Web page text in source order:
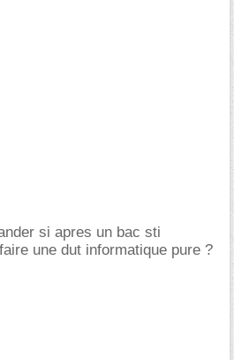
si apres un bac sti
une dut informatique pure ?